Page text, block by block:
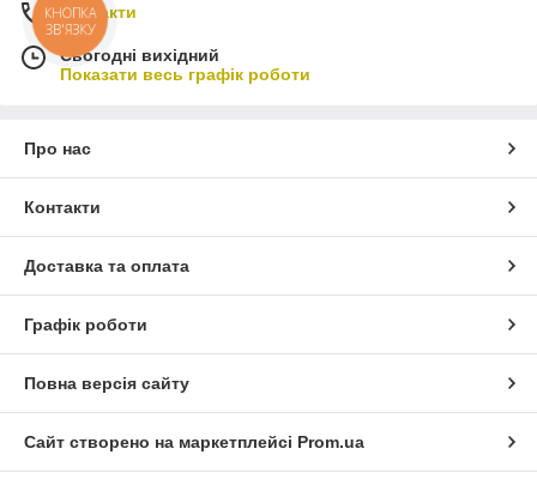
Контакти
Сьогодні вихідний
Показати весь графік роботи
Про нас
Контакти
Доставка та оплата
Графік роботи
Повна версія сайту
Сайт створено на маркетплейсі Prom.ua
КНОПКА
ЗВ'ЯЗКУ